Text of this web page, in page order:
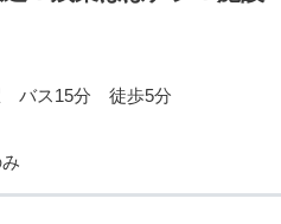
バス15分 徒歩5分